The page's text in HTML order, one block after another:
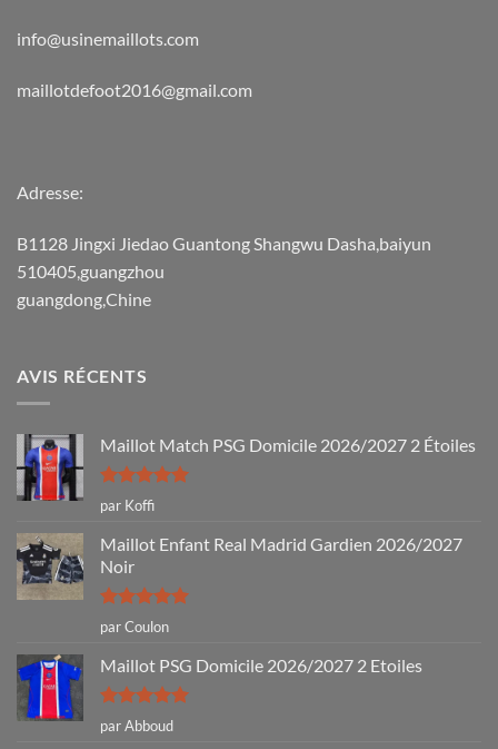
info@usinemaillots.com
maillotdefoot2016@gmail.com
Adresse:
B1128 Jingxi Jiedao Guantong Shangwu Dasha,baiyun
510405,guangzhou
guangdong,Chine
AVIS RÉCENTS
Maillot Match PSG Domicile 2026/2027 2 Étoiles
Note5sur
5
par Koffi
Maillot Enfant Real Madrid Gardien 2026/2027
Noir
Note5sur
5
par Coulon
Maillot PSG Domicile 2026/2027 2 Etoiles
Note5sur
5
par Abboud